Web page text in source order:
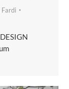
Fardi